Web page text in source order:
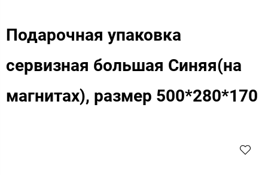
Подарочная упаковка
сервизная большая Синяя(на
магнитах), размер 500*280*170